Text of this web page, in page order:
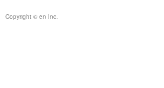
Copyright © en Inc.